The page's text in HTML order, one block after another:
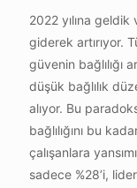
2022 yılına geldik
giderek artırıyor.
güvenin bağlılığı
düşük bağlılık
alıyor. Bu
bağlılığını bu
çalışanlara
sadece %28’i,